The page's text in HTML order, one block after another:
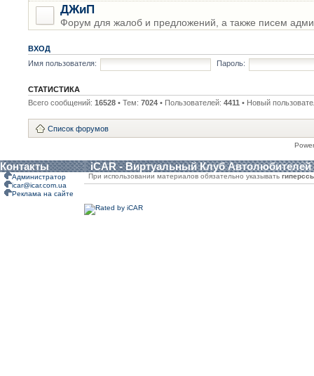
ДЖиП
Форум для жалоб и предложений, а также писем
ВХОД
Имя пользователя:
Пароль:
СТАТИСТИКА
Всего сообщений: 16528 • Тем: 7024 • Пользователей: 4411 • Новый
Список форумов
Контакты iCAR - Виртуальный Клуб Автолюбителей
Администратор
icar@icar.com.ua
Реклама на сайте
При использовании материалов обязательно указывать